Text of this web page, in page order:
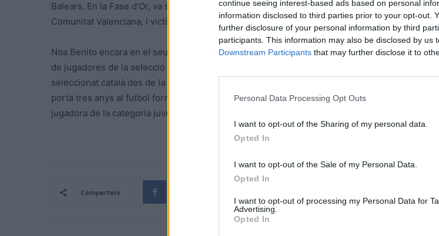
continue seeing interest-based ads based on personal
information disclosed to third parties prior to your opt-out.
further disclosure of your personal information by third
participants. This information may also be disclosed by us
Downstream Participants that may further disclose it to
Personal Data Processing Opt Outs
I want to opt-out of the Sharing of my personal data.
Opted In
I want to opt-out of the Sale of my Personal Data.
Opted In
I want to opt-out of processing my Personal Data for
Advertising.
Opted In
Balears. En la Fase d’Or, va ser titular els tres partits disputats, amb empat a zero, amb
Comunitat Valenciana, i victòria 3-2 davant Aragó.
Noa Benito encara en el seu primer any de la categoria juvenil ja va entrar la temporada
de jugadores de la selecció espanyola sub-14 convocades per Laura del Rio, i és asidua en
seleccionat català des de la categoria sub-12. Es va formar amb l’equip del seu poble de la
porta tres anys al futbol formatiu blaugrana, l’últim a la Masia, i aquesta temporada a s’ha
jugadora de la categoria juvenil.
Comparteix